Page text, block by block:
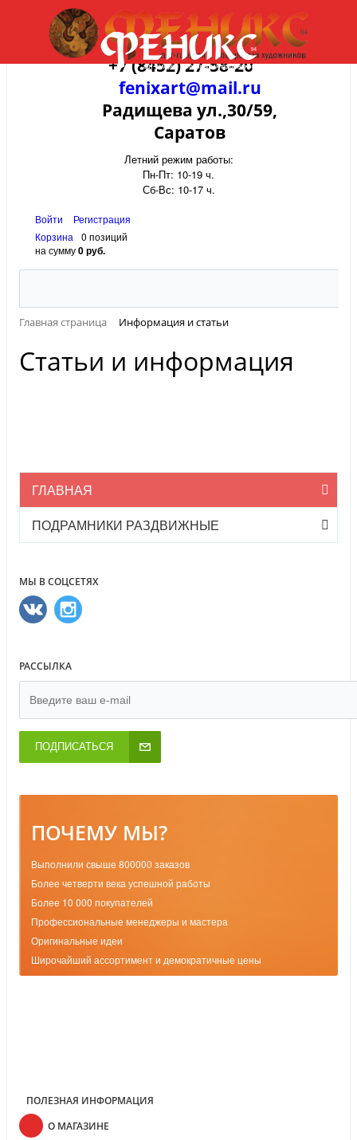
+7 (8452) 27-58-20
fenixart@mail.ru
Радищева ул.,30/59,
Саратов
Летний режим работы:
Пн-Пт: 10-19 ч.
Сб-Вс: 10-17 ч.
Войти
Регистрация
Корзина
0 позиций
на сумму0 руб.
Главная страница Информация и статьи
Статьи и информация
ГЛАВНАЯ
ПОДРАМНИКИ РАЗДВИЖНЫЕ
МЫ В СОЦСЕТЯХ
РАССЫЛКА
ПОДПИСАТЬСЯ
ПОЧЕМУ МЫ?
Выполнили свыше 800000 заказов
Более четверти века успешной работы
Более 10 000 покупателей
Профессиональные менеджеры и мастера
Оригинальные идеи
Широчайший ассортимент и демократичные цены
ПОЛЕЗНАЯ ИНФОРМАЦИЯ
О МАГАЗИНЕ